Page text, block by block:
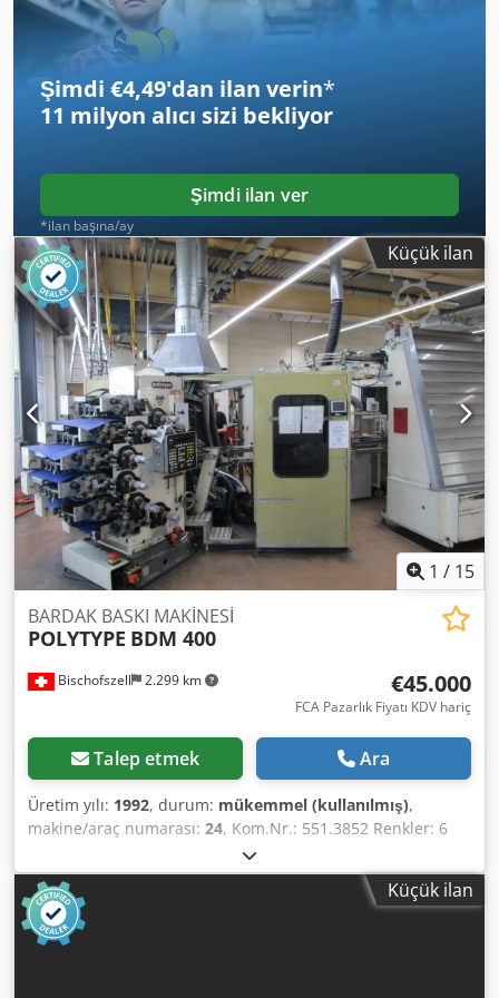
Yeniden yığma ünitesi
Şimdi €4,49'dan ilan verin*
11 milyon alıcı sizi bekliyor
Şimdi ilan ver
*ilan başına/ay
Küçük ilan
1 / 15
Bischofszell 2.299 km
BARDAK BASKI MAKİNESİ
POLYTYPE BDM 400
€45.000
FCA Pazarlık Fiyatı KDV hariç
Talep etmek Ara
Üretim yılı: 1992, durum: mükemmel (kullanılmış),
makine/araç numarası: 24, Kom.Nr.: 551.3852 Renkler: 6
Ekipman / diğer bilgiler: Şunlardan oluşur: • İstif ayırma
ünitesi • Baskı makinesi • Bardak kılavuzları • Yeniden
istifleme ünitesi Teknik veriler Baskı ünitesi tipi: DW 200-
230 Klişe silindiri çapı: 200 mm Maks. baskı alanı genişliği:
110 mm Baskı segmenti sayısı: 4 adet Maks. bardak ağız
Küçük ilan